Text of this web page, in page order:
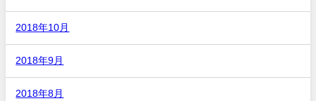
2018年10月
2018年9月
2018年8月